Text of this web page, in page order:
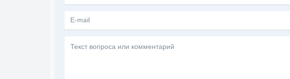
вопроса